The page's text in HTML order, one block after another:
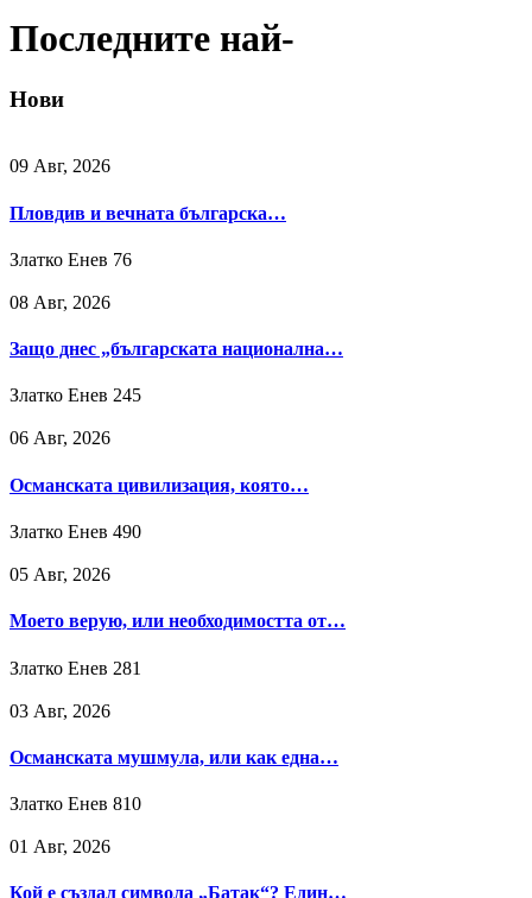
Последните най-
Нови
09 Авг, 2026
Пловдив и вечната българска…
Златко Енев 76
08 Авг, 2026
Защо днес „българската национална…
Златко Енев 245
06 Авг, 2026
Османската цивилизация, която…
Златко Енев 490
05 Авг, 2026
Моето верую, или необходимостта от…
Златко Енев 281
03 Авг, 2026
Османската мушмула, или как една…
Златко Енев 810
01 Авг, 2026
Кой е създал символа „Батак“? Един…